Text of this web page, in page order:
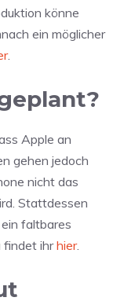
könne
ein möglicher
.
Apple an
gehen jedoch
nicht das
Stattdessen
faltbares
findet ihrhier.